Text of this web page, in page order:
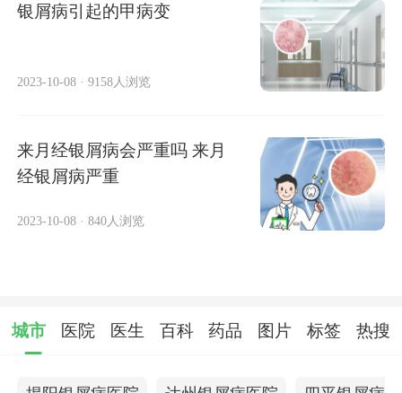
银屑病引起的甲病变
2023-10-08 · 9158人浏览
来月经银屑病会严重吗 来月
经银屑病严重
2023-10-08 · 840人浏览
城市 医院 医生 百科 药品 图片 标签 热搜